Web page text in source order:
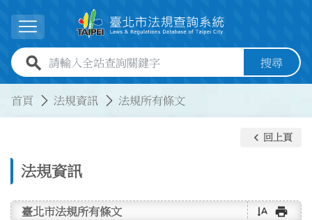
展開選單
全站查詢關鍵字欄位 搜尋
首頁 法規資訊 法規所有條文
法規資訊
keyboard_arrow_left 回上頁
臺北市法規所有條文 text_rotate_vertical print